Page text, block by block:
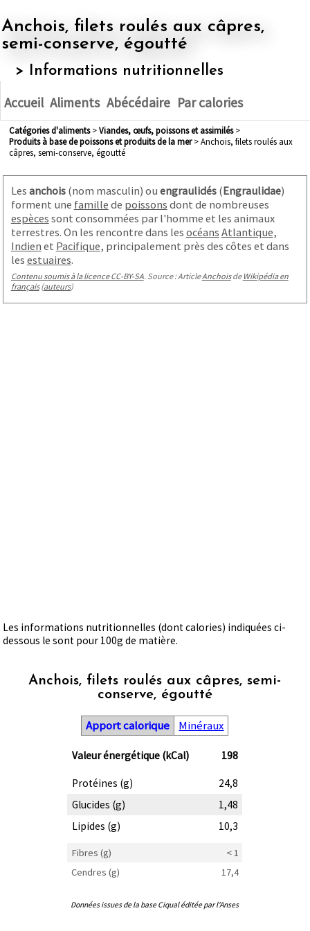
Anchois, filets roulés aux câpres,
semi-conserve, égoutté
> Informations nutritionnelles
Accueil Aliments Abécédaire Par calories
Catégories d'aliments> viandes, œufs, poissons et assimilés>
produits à base de poissons et produits de la mer> Anchois, filets roulés aux
câpres, semi-conserve, égoutté
Les anchois(nom masculin) ou engraulidés(Engraulidae)
forment une famille de poissons dont de nombreuses
espèces sont consommées par l'homme et les animaux
terrestres. On les rencontre dans les océans Atlantique,
Indien et Pacifique, principalement près des côtes et dans
les estuaires.
Contenu soumis à la licence CC-BY-SA. Source : ArticleAnchoisde Wikipédia en
français(auteurs)
Les informations nutritionnelles (dont calories) indiquées ci-
dessous le sont pour 100g de matière.
Anchois, filets roulés aux câpres, semi-
conserve, égoutté
Apport calorique Minéraux
Valeur énergétique (kCal) 198
Protéines (g)
24,8
Glucides (g)
1,48
Lipides (g)
10,3
Fibres (g)
< 1
Cendres (g)
17,4
Données issues de la base Ciqual éditée par l'Anses